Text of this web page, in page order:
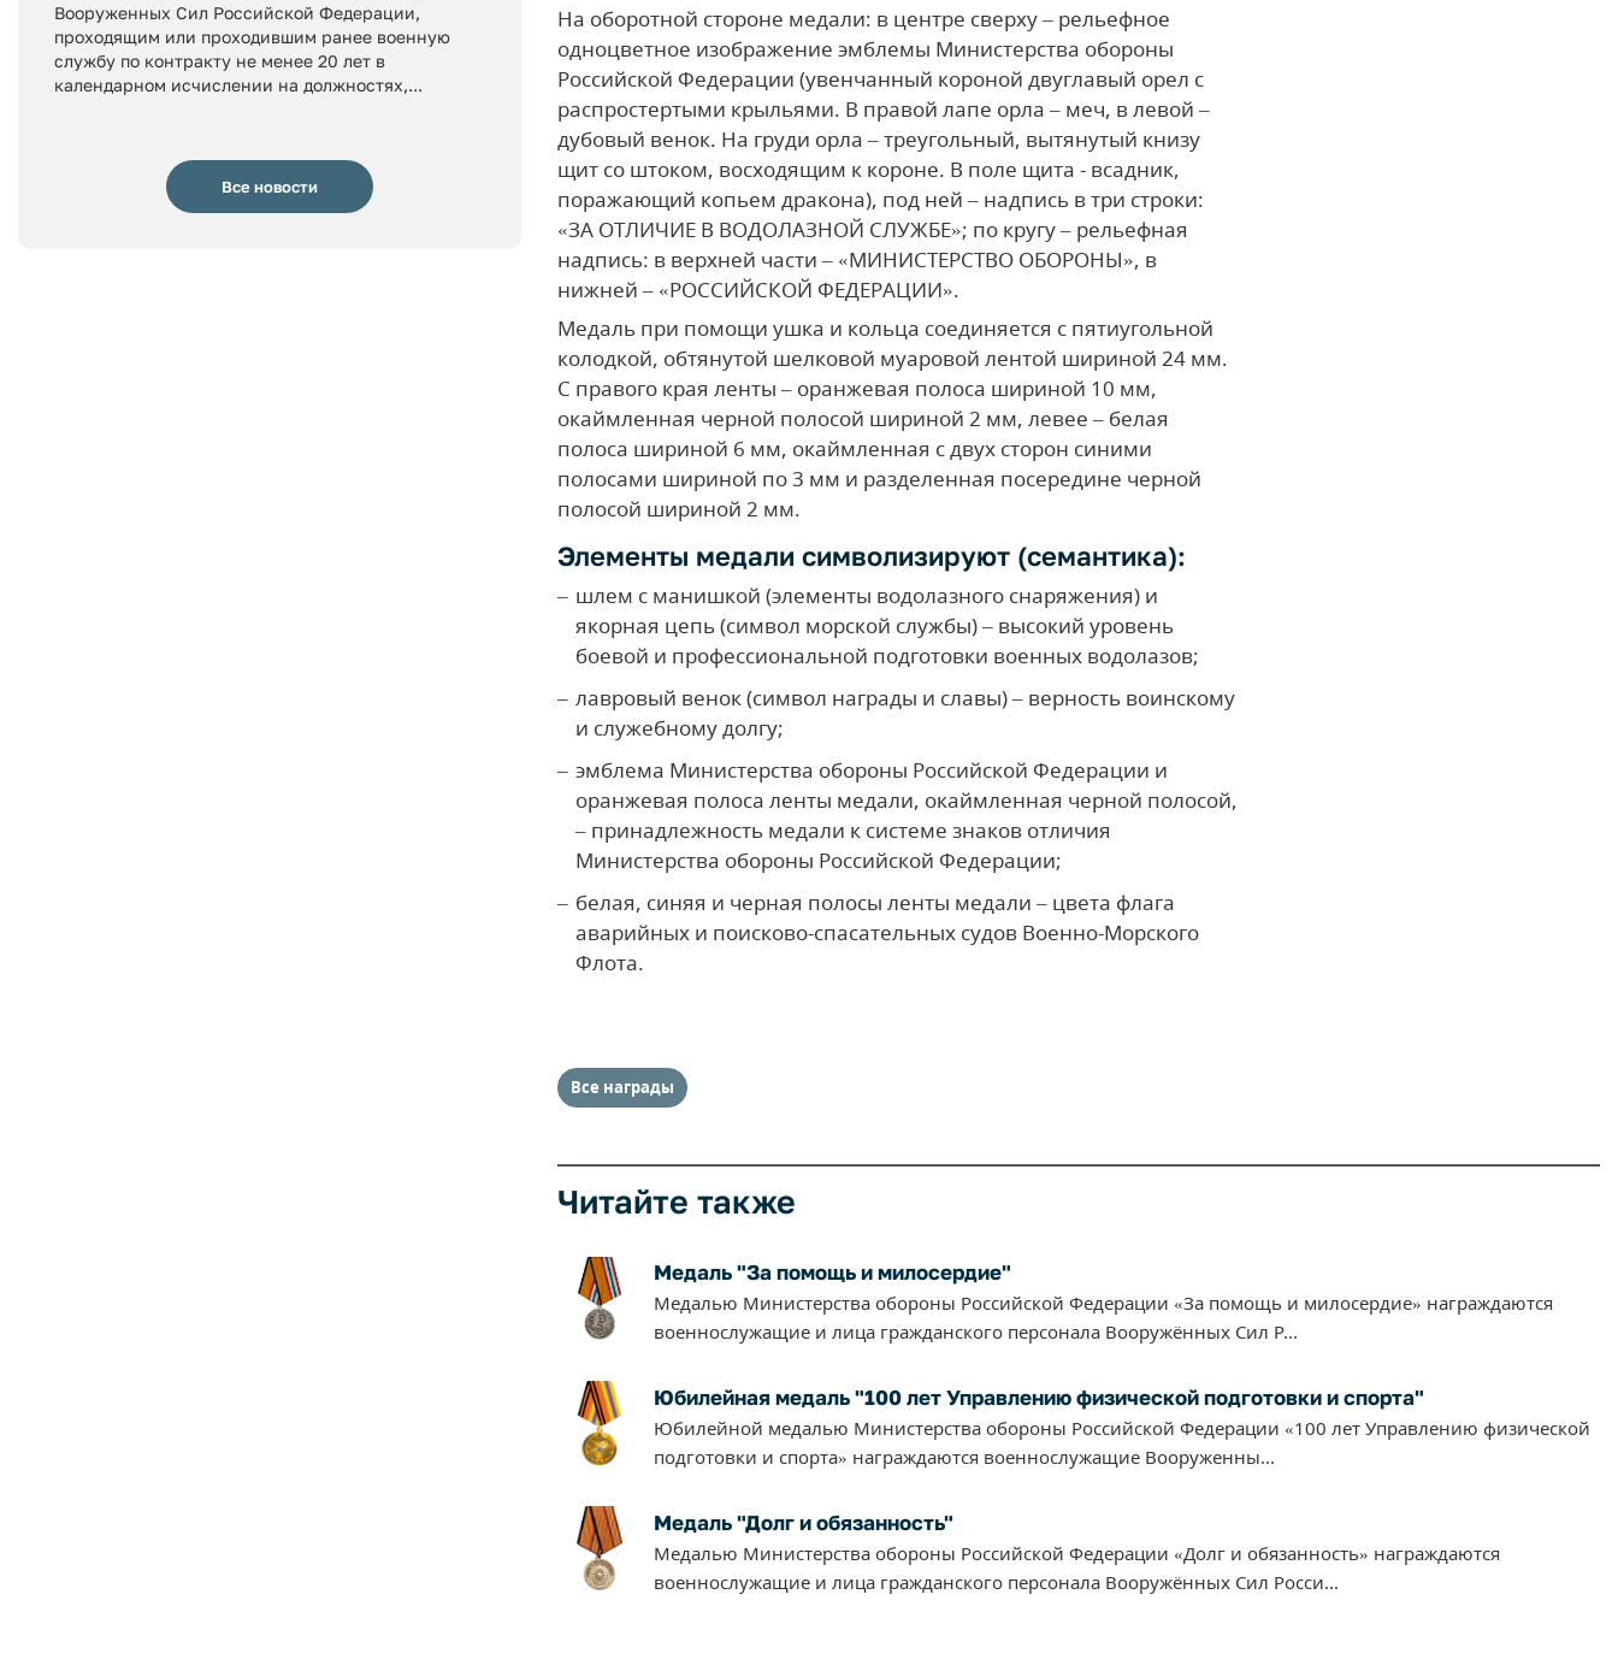
Вооруженных Сил Российской Федерации,
проходящим или проходившим ранее военную
службу по контракту не менее 20 лет в
календарном исчислении на должностях,...
Все новости
На оборотной стороне медали: в центре сверху – рельефное
одноцветное изображение эмблемы Министерства обороны
Российской Федерации (увенчанный короной двуглавый орел с
распростертыми крыльями. В правой лапе орла – меч, в левой –
дубовый венок. На груди орла – треугольный, вытянутый книзу
щит со штоком, восходящим к короне. В поле щита - всадник,
поражающий копьем дракона), под ней – надпись в три строки:
«ЗА ОТЛИЧИЕ В ВОДОЛАЗНОЙ СЛУЖБЕ»; по кругу – рельефная
надпись: в верхней части – «МИНИСТЕРСТВО ОБОРОНЫ», в
нижней – «РОССИЙСКОЙ ФЕДЕРАЦИИ».
Медаль при помощи ушка и кольца соединяется с пятиугольной
колодкой, обтянутой шелковой муаровой лентой шириной 24 мм.
С правого края ленты – оранжевая полоса шириной 10 мм,
окаймленная черной полосой шириной 2 мм, левее – белая
полоса шириной 6 мм, окаймленная с двух сторон синими
полосами шириной по 3 мм и разделенная посередине черной
полосой шириной 2 мм.
Элементы медали символизируют (семантика):
шлем с манишкой (элементы водолазного снаряжения) и
якорная цепь (символ морской службы) – высокий уровень
боевой и профессиональной подготовки военных водолазов;
лавровый венок (символ награды и славы) – верность воинскому
и служебному долгу;
эмблема Министерства обороны Российской Федерации и
оранжевая полоса ленты медали, окаймленная черной полосой,
– принадлежность медали к системе знаков отличия
Министерства обороны Российской Федерации;
белая, синяя и черная полосы ленты медали – цвета флага
аварийных и поисково-спасательных судов Военно-Морского
Флота.
Все награды
Читайте также
Медаль "За помощь и милосердие"
Медалью Министерства обороны Российской Федерации «За помощь и милосердие» награждаются
военнослужащие и лица гражданского персонала Вооружённых Сил Р...
Юбилейная медаль "100 лет Управлению физической подготовки и спорта"
Юбилейной медалью Министерства обороны Российской Федерации «100 лет Управлению физической
подготовки и спорта» награждаются военнослужащие Вооруженны...
Медаль "Долг и обязанность"
Медалью Министерства обороны Российской Федерации «Долг и обязанность» награждаются
военнослужащие и лица гражданского персонала Вооружённых Сил Росси...